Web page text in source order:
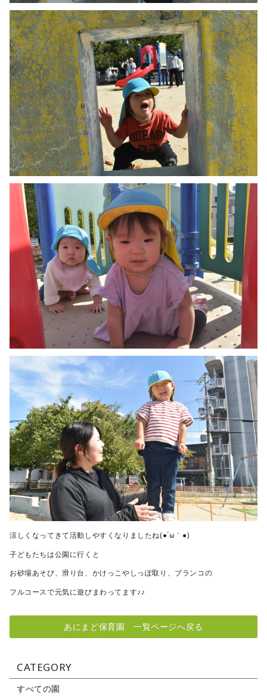
涼しくなってきて活動しやすくなりましたね(●´ω｀●)
子どもたちは公園に行くと
お砂場あそび、滑り台、かけっこやしっぽ取り、ブランコの
フルコースで元気に遊びまわってます♪♪
あにまど保育園 一覧ページへ戻る
CATEGORY
すべての園